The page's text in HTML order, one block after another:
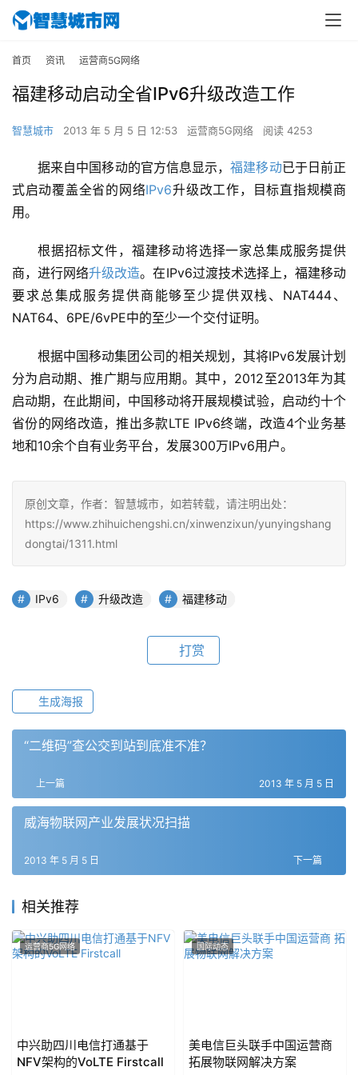
首页 资讯 运营商5G网络
福建移动启动全省IPv6升级改造工作
智慧城市 2013 年 5 月 5 日 12:53 运营商5G网络 阅读 4253
据来自中国移动的官方信息显示，福建移动已于日前正
式启动覆盖全省的网络IPv6升级改工作，目标直指规模商
用。
根据招标文件，福建移动将选择一家总集成服务提供
商，进行网络升级改造。在IPv6过渡技术选择上，福建移动
要求总集成服务提供商能够至少提供双栈、NAT444、
NAT64、6PE/6vPE中的至少一个交付证明。
根据中国移动集团公司的相关规划，其将IPv6发展计划
分为启动期、推广期与应用期。其中，2012至2013年为其
启动期，在此期间，中国移动将开展规模试验，启动约十个
省份的网络改造，推出多款LTE IPv6终端，改造4个业务基
地和10余个自有业务平台，发展300万IPv6用户。
原创文章，作者：智慧城市，如若转载，请注明出处：
https://www.zhihuichengshi.cn/xinwenzixun/yunyingshang
dongtai/1311.html
IPv6 升级改造 福建移动
打赏
生成海报
“二维码”查公交到站到底准不准？
上一篇 2013 年 5 月 5 日
威海物联网产业发展状况扫描
下一篇
2013 年 5 月 5 日
相关推荐
运营商5G网络
中兴助四川电信打通基于
NFV架构的VoLTE Firstcall
国际动态
美电信巨头联手中国运营商
拓展物联网解决方案